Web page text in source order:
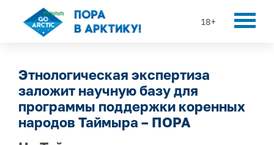
18+
Этнологическая экспертиза
заложит научную базу для
программы поддержки коренных
народов Таймыра – ПОРА